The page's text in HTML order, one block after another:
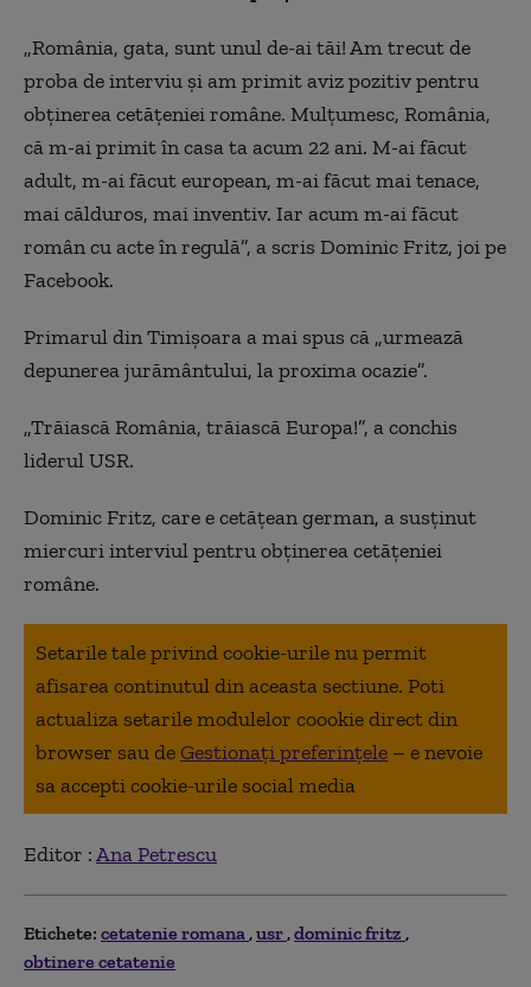
„România, gata, sunt unul de-ai tăi! Am trecut de
proba de interviu și am primit aviz pozitiv pentru
obținerea cetățeniei române. Mulțumesc, România,
că m-ai primit în casa ta acum 22 ani. M-ai făcut
adult, m-ai făcut european, m-ai făcut mai tenace,
mai călduros, mai inventiv. Iar acum m-ai făcut
român cu acte în regulă”, a scris Dominic Fritz, joi pe
Facebook.
Primarul din Timișoara a mai spus că „urmează
depunerea jurământului, la proxima ocazie”.
„Trăiască România, trăiască Europa!”, a conchis
liderul USR.
Dominic Fritz, care e cetăţean german, a susţinut
miercuri interviul pentru obţinerea cetăţeniei
române.
Setarile tale privind cookie-urile nu permit
afisarea continutul din aceasta sectiune. Poti
actualiza setarile modulelor coookie direct din
browser sau deGestionați preferințele – e nevoie
sa accepti cookie-urile social media
Editor :Ana Petrescu
Etichete: cetatenie romana usr dominic fritz
obtinere cetatenie